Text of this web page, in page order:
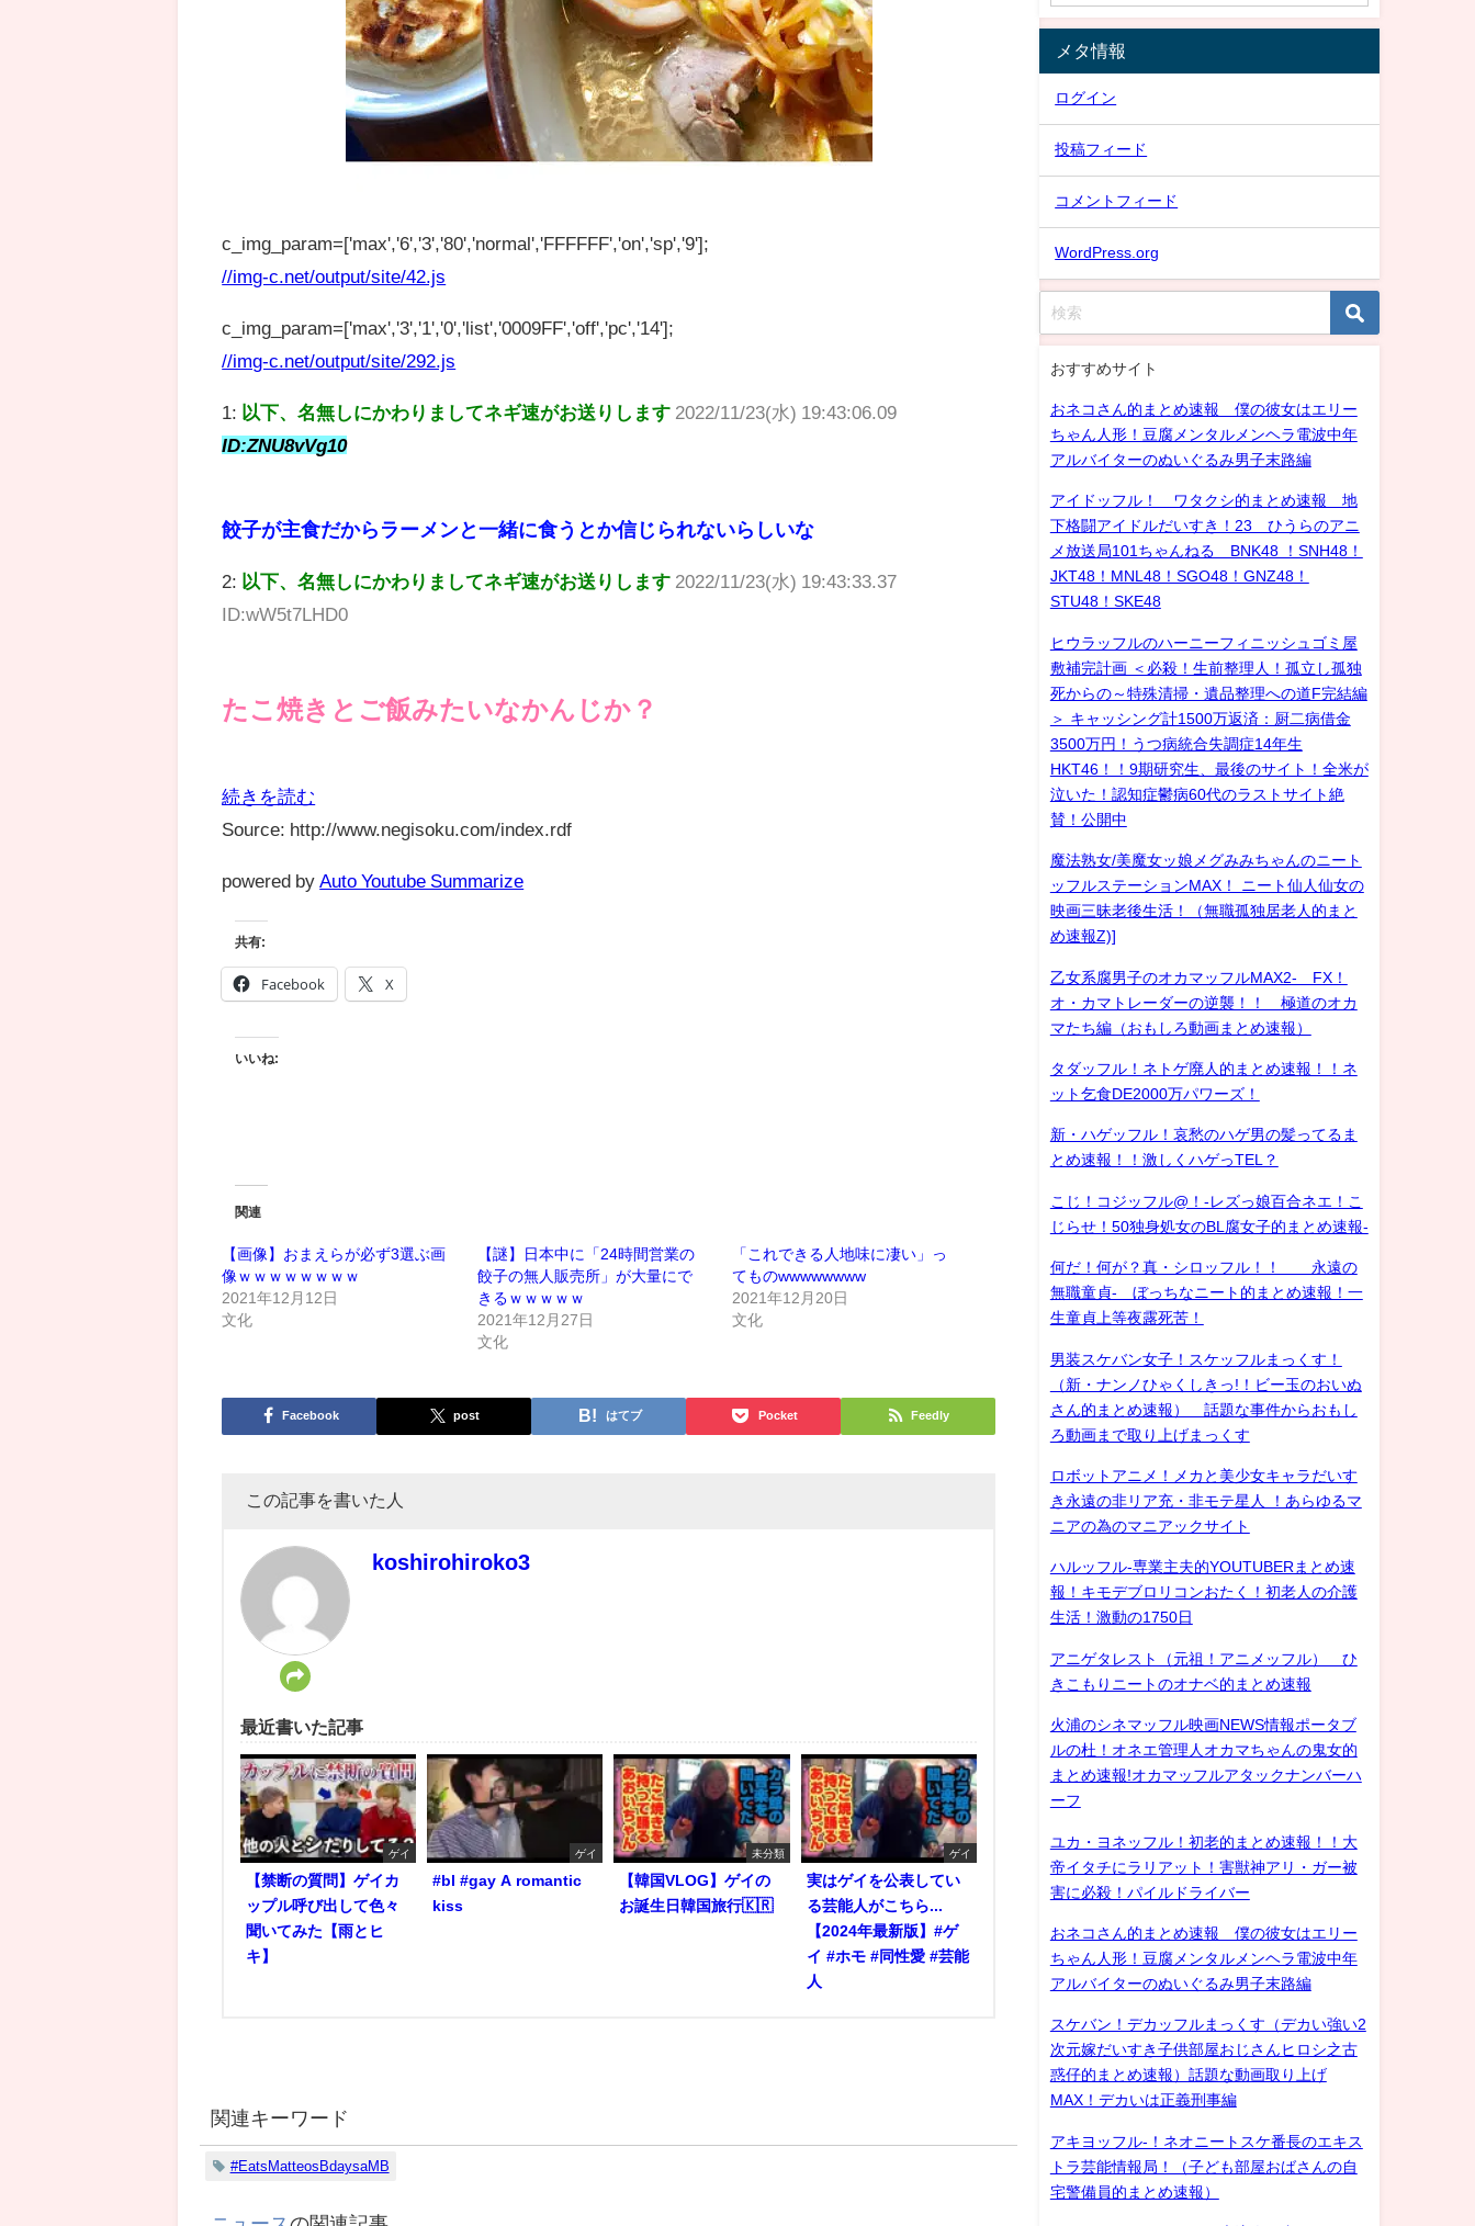
c_img_param=['max','6','3','80','normal','FFFFFF','on','sp','9'];
//img-c.net/output/site/42.js
c_img_param=['max','3','1','0','list','0009FF','off','pc','14'];
//img-c.net/output/site/292.js
1: 以下、名無しにかわりましてネギ速がお送りします 2022/11/23(水) 19:43:06.09
ID:ZNU8vVg10
餃子が主食だからラーメンと一緒に食うとか信じられないらしいな
2: 以下、名無しにかわりましてネギ速がお送りします 2022/11/23(水) 19:43:33.37
ID:wW5t7LHD0
たこ焼きとご飯みたいなかんじか？
続きを読む
Source: http://www.negisoku.com/index.rdf
powered by Auto Youtube Summarize
共有:
Facebook X
いいね:
関連
【画像】おまえらが必ず3選ぶ画
像ｗｗｗｗｗｗｗｗ
2021年12月12日
文化
【謎】日本中に「24時間営業の
餃子の無人販売所」が大量にで
きるｗｗｗｗｗ
2021年12月27日
文化
「これできる人地味に凄い」っ
てものwwwwwwww
2021年12月20日
文化
Facebook post はてブ Pocket Feedly
この記事を書いた人
koshirohiroko3
最近書いた記事
ゲイ
【禁断の質問】ゲイカ
ップル呼び出して色々
聞いてみた【雨とヒ
キ】
ゲイ
#bl #gay A romantic
kiss
未分類
【韓国VLOG】ゲイの
お誕生日韓国旅行🇰🇷
ゲイ
実はゲイを公表してい
る芸能人がこちら...
【2024年最新版】#ゲ
イ #ホモ #同性愛 #芸能
人
関連キーワード
#EatsMatteosBdaysaMB
メタ情報
ログイン
投稿フィード
コメントフィード
WordPress.org
おすすめサイト
おネコさん的まとめ速報 僕の彼女はエリー
ちゃん人形！豆腐メンタルメンヘラ電波中年
アルバイターのぬいぐるみ男子末路編
アイドッフル！ ワタクシ的まとめ速報 地
下格闘アイドルだいすき！23 ひうらのアニ
メ放送局101ちゃんねる BNK48 ！SNH48！
JKT48！MNL48！SGO48！GNZ48！
STU48！SKE48
ヒウラッフルのハーニーフィニッシュゴミ屋
敷補完計画 ＜必殺！生前整理人！孤立し孤独
死からの～特殊清掃・遺品整理への道F完結編
＞ キャッシング計1500万返済：厨二病借金
3500万円！うつ病統合失調症14年生
HKT46！！9期研究生、最後のサイト！全米が
泣いた！認知症鬱病60代のラストサイト絶
賛！公開中
魔法熟女/美魔女ッ娘メグみみちゃんのニート
ッフルステーションMAX！ ニート仙人仙女の
映画三昧老後生活！（無職孤独居老人的まと
め速報Z)]
乙女系腐男子のオカマッフルMAX2- FX！
オ・カマトレーダーの逆襲！！ 極道のオカ
マたち編（おもしろ動画まとめ速報）
タダッフル！ネトゲ廃人的まとめ速報！！ネ
ット乞食DE2000万パワーズ！
新・ハゲッフル！哀愁のハゲ男の髪ってるま
とめ速報！！激しくハゲっTEL？
こじ！コジッフル@！-レズっ娘百合ネエ！こ
じらせ！50独身処女のBL腐女子的まとめ速報-
何だ！何が？真・シロッフル！！ 永遠の
無職童貞- ぼっちなニート的まとめ速報！一
生童貞上等夜露死苦！
男装スケバン女子！スケッフルまっくす！
（新・ナンノひゃくしきっ!！ビー玉のおいぬ
さん的まとめ速報） 話題な事件からおもし
ろ動画まで取り上げまっくす
ロボットアニメ！メカと美少女キャラだいす
き永遠の非リア充・非モテ星人 ！あらゆるマ
ニアの為のマニアックサイト
ハルッフル-専業主夫的YOUTUBERまとめ速
報！キモデブロリコンおたく！初老人の介護
生活！激動の1750日
アニゲタレスト（元祖！アニメッフル） ひ
きこもりニートのオナベ的まとめ速報
火浦のシネマッフル映画NEWS情報ポータブ
ルの杜！オネエ管理人オカマちゃんの鬼女的
まとめ速報!オカマッフルアタックナンバーハ
ーフ
ユカ・ヨネッフル！初老的まとめ速報！！大
帝イタチにラリアット！害獣神アリ・ガー被
害に必殺！パイルドライバー
おネコさん的まとめ速報 僕の彼女はエリー
ちゃん人形！豆腐メンタルメンヘラ電波中年
アルバイターのぬいぐるみ男子末路編
スケバン！デカッフルまっくす（デカい強い2
次元嫁だいすき子供部屋おじさんヒロシ之古
惑仔的まとめ速報）話題な動画取り上げ
MAX！デカいは正義刑事編
アキヨッフル-！ネオニートスケ番長のエキス
トラ芸能情報局！（子ども部屋おばさんの自
宅警備員的まとめ速報）